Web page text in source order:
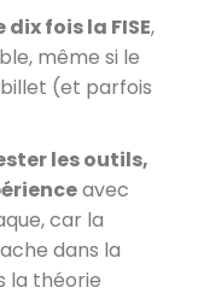
fois la FISE,
même si le
(et parfois
les outils,
avec
car la
dans la
la théorie